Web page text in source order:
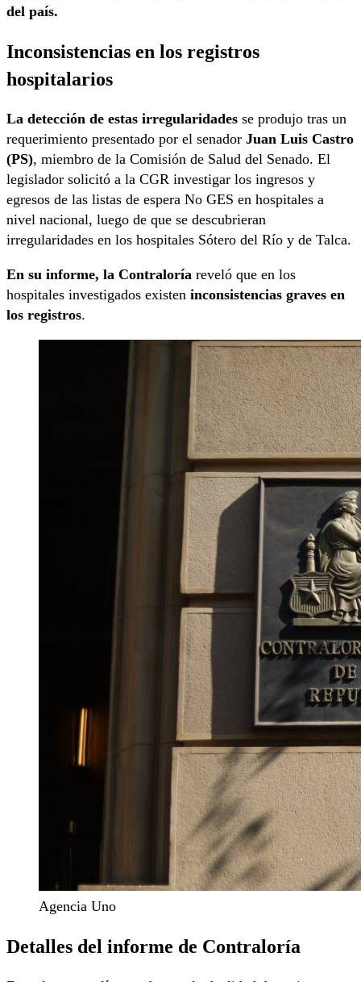
del país.
Inconsistencias en los registros
hospitalarios
La detección de estas irregularidades se produjo tras un
requerimiento presentado por el senador Juan Luis Castro
(PS), miembro de la Comisión de Salud del Senado. El
legislador solicitó a la CGR investigar los ingresos y
egresos de las listas de espera No GES en hospitales a
nivel nacional, luego de que se descubrieran
irregularidades en los hospitales Sótero del Río y de Talca.
En su informe, la Contraloría reveló que en los
hospitales investigados existen inconsistencias graves en
los registros.
Agencia Uno
Detalles del informe de Contraloría